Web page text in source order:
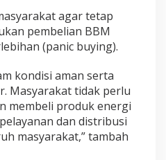
agar tetap
pembelian BBM
(panic buying).
kondisi aman serta
Masyarakat tidak perlu
membeli produk energi
dan distribusi
masyarakat,” tambah